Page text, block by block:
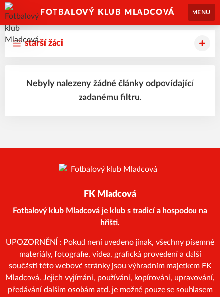
FOTBALOVÝ KLUB MLADCOVÁ MENU
starší žáci
Nebyly nalezeny žádné články odpovídající
zadanému filtru.
FK Mladcová
Fotbalový klub Mladcová je klub s tradicí a hospodou na
hřišti.
UPOZORNĚNÍ : Pokud není uvedeno jinak, všechny písemné
materiály, fotografie, videa, grafická provedení a další
součásti této webové stránky jsou výhradním majetkem FK
Mladcová. Jejich vyjímání, používání, kopírování, upravování,
předávání dalším osobám atd. je možné pouze se souhlasem